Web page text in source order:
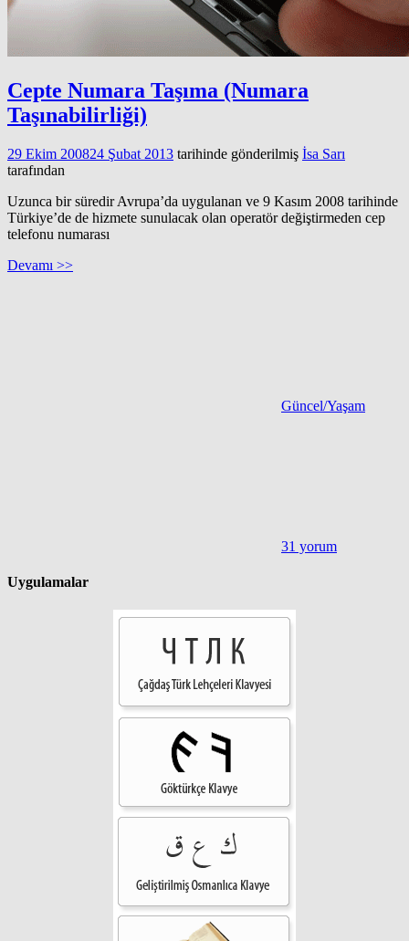
Cepte Numara Taşıma (Numara
Taşınabilirliği)
29 Ekim 200824 Şubat 2013 tarihinde gönderilmiş İsa Sarı
tarafından
Uzunca bir süredir Avrupa’da uygulanan ve 9 Kasım 2008 tarihinde
Türkiye’de de hizmete sunulacak olan operatör değiştirmeden cep
telefonu numarası
Devamı >>
Güncel/Yaşam
31 yorum
Uygulamalar